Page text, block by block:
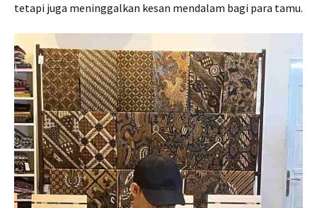
tetapi juga meninggalkan kesan mendalam bagi para tamu.